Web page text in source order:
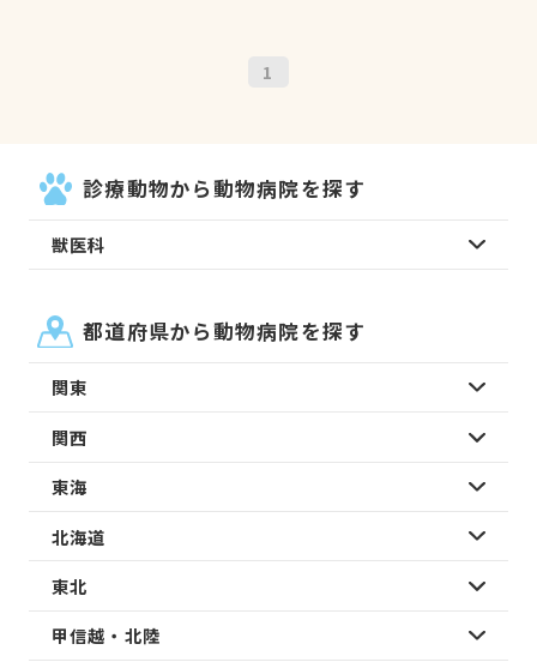
1
診療動物から動物病院を探す
獣医科
都道府県から動物病院を探す
関東
関西
東海
北海道
東北
甲信越・北陸